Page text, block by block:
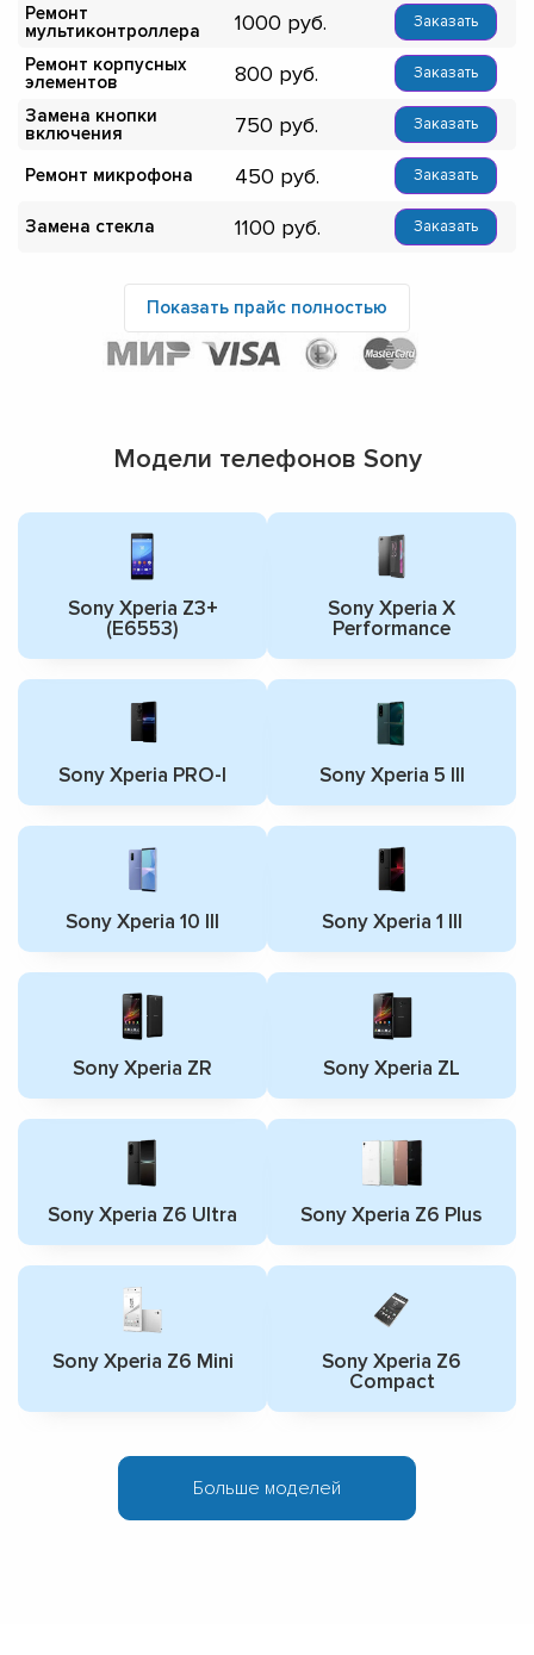
Ремонт
мультиконтроллера
1000 Заказать
Ремонт корпусных
элементов
800 Заказать
Замена кнопки
включения
750 Заказать
Ремонт микрофона 450 Заказать
Замена стекла 1100 Заказать
Показать прайс полностью
Модели телефонов Sony
Sony Xperia Z3+
(E6553)
Sony Xperia X
Performance
Sony Xperia PRO-I Sony Xperia 5 III
Sony Xperia 10 III Sony Xperia 1 III
Sony Xperia ZR Sony Xperia ZL
Sony Xperia Z6 Ultra Sony Xperia Z6 Plus
Sony Xperia Z6 Mini
Sony Xperia Z6
Compact
Больше моделей